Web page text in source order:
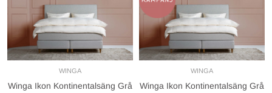
WINGA
Winga Ikon Kontinentalsäng Grå
WINGA
Winga Ikon Kontinentalsäng Grå